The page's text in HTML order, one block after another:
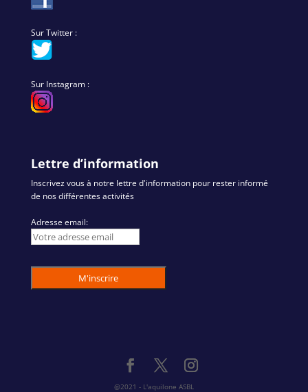
Sur Twitter :
Sur Instagram :
Lettre d’information
Inscrivez vous à notre lettre d'information pour rester informé
de nos différentes activités
Adresse email:
@2021 - L'aquilone ASBL